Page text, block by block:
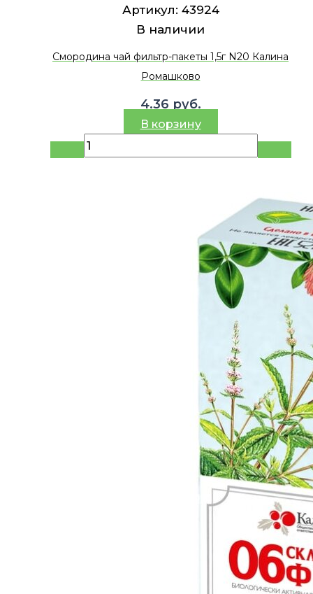
Артикул: 43924
В наличии
Смородина чай фильтр-пакеты 1,5г N20 Калина
Ромашково
4.36 руб.
В корзину